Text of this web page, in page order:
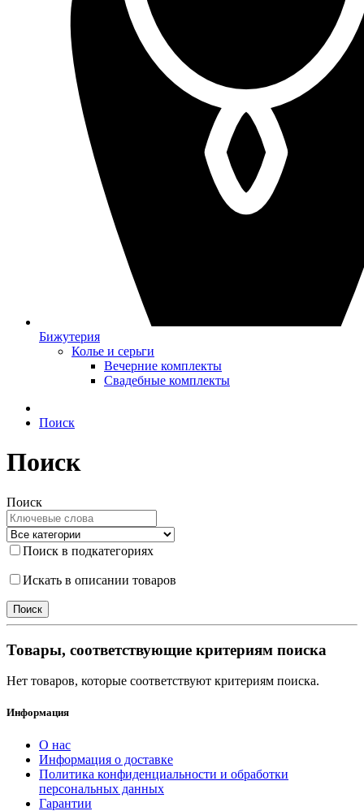
Бижутерия
Колье и серьги
Вечерние комплекты
Свадебные комплекты
Поиск
Поиск
Поиск
Поиск в подкатегориях
Искать в описании товаров
Товары, соответствующие критериям поиска
Нет товаров, которые соответствуют критериям поиска.
Информация
О нас
Информация о доставке
Политика конфиденциальности и обработки
персональных данных
Гарантии